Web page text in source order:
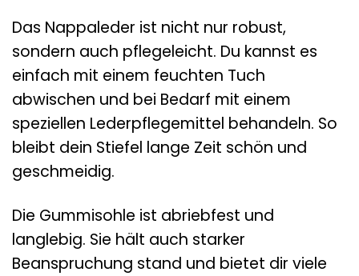
Das Nappaleder ist nicht nur robust,
sondern auch pflegeleicht. Du kannst es
einfach mit einem feuchten Tuch
abwischen und bei Bedarf mit einem
speziellen Lederpflegemittel behandeln. So
bleibt dein Stiefel lange Zeit schön und
geschmeidig.
Die Gummisohle ist abriebfest und
langlebig. Sie hält auch starker
Beanspruchung stand und bietet dir viele